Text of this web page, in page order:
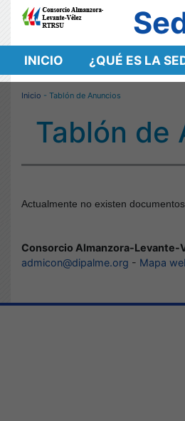
INICIO ¿QUÉ ES LA
Inicio - Tablón de Anuncios
Tablón de
Actualmente no existen
Consorcio Almanzora-Levante-
admicon@dipalme.org - Mapa